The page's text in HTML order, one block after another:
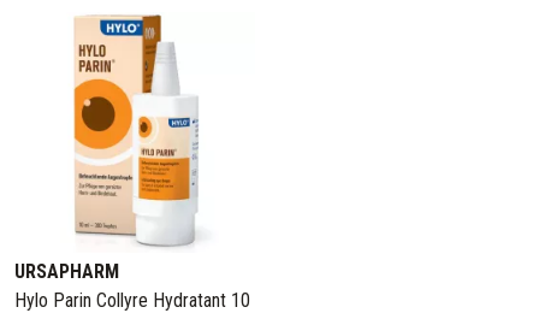
URSAPHARM
Hylo Parin Collyre Hydratant 10